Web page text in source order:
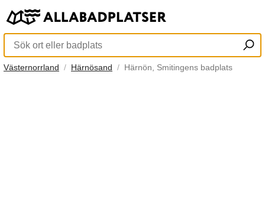
Västernorrland Härnösand Härnön, Smitingens badplats